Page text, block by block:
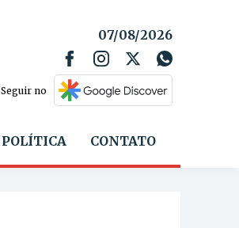
07/08/2026
Seguir no
POLÍTICA CONTATO